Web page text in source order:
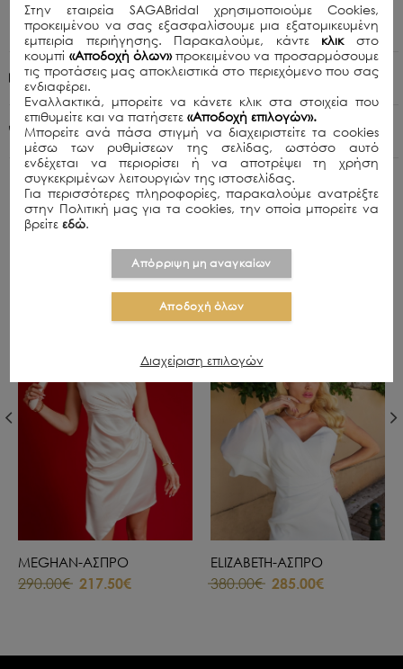
Ένα κομψό φόρεμα σε κόκκινο χρώμα με φτερά.
Πολιτική Αποστολών
+30 210 8015979
ΣΧΕΤΙΚΑ ΠΡΟΪΟΝΤΑ
MEGHAN-ΑΣΠΡΟ
290.00€ 217.50€
ELIZABETH-ΑΣΠΡΟ
380.00€ 285.00€
Στην εταιρεία SAGABridal χρησιμοποιούμε Cookies,
προκειμένου να σας εξασφαλίσουμε μια εξατομικευμένη
εμπειρία περιήγησης. Παρακαλούμε, κάντε κλικ στο
κουμπί «Αποδοχή όλων»προκειμένου να προσαρμόσουμε
τις προτάσεις μας αποκλειστικά στο περιεχόμενο που σας
ενδιαφέρει.
Εναλλακτικά, μπορείτε να κάνετε κλικ στα στοιχεία που
επιθυμείτε και να πατήσετε«Αποδοχή επιλογών».
Μπορείτε ανά πάσα στιγμή να διαχειριστείτε τα cookies
μέσω των ρυθμίσεων της σελίδας, ωστόσο αυτό
ενδέχεται να περιορίσει ή να αποτρέψει τη χρήση
συγκεκριμένων λειτουργιών της ιστοσελίδας.
Για περισσότερες πληροφορίες, παρακαλούμε ανατρέξτε
στην Πολιτική μας για τα cookies, την οποία μπορείτε να
βρείτεεδώ.
Απόρριψη μη αναγκαίων
Αποδοχή όλων
Διαχείριση επιλογών